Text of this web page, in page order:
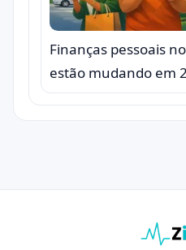
Finanças pessoais
estão mudando em